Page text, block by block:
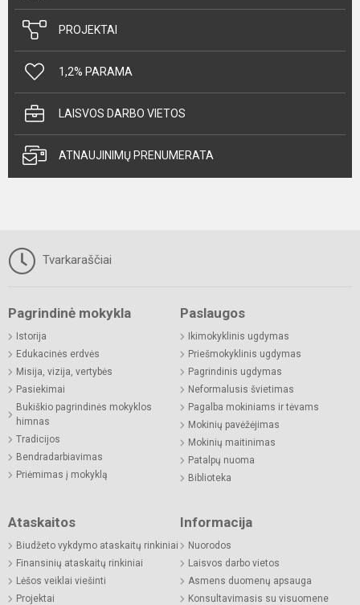
PROJEKTAI
1,2% PARAMA
LAISVOS DARBO VIETOS
ATNAUJINIMŲ PRENUMERATA
Tvarkaraščiai
Pagrindinė mokykla
Istorija
Edukacinės erdvės
Misija, vizija, vertybės
Pasiekimai
Bukiškio pagrindinės mokyklos
himnas
Tradicijos
Bendradarbiavimas
Priėmimas į mokyklą
Paslaugos
Ikimokyklinis ugdymas
Priešmokyklinis ugdymas
Pagrindinis ugdymas
Neformalusis švietimas
Pagalba mokiniams ir tėvams
Mokinių pavėžėjimas
Mokinių maitinimas
Patalpų nuoma
Biblioteka
Ataskaitos
Biudžeto vykdymo ataskaitų rinkiniai
Finansinių ataskaitų rinkiniai
Lėšos veiklai viešinti
Projektai
Informacija
Nuorodos
Laisvos darbo vietos
Asmens duomenų apsauga
Konsultavimasis su visuomene